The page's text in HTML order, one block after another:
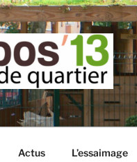
Actus L’essaimage